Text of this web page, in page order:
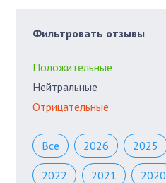
Фильтровать отзывы
Положительные
Нейтральные
Отрицательные
Все 2026 2025
2022 2021 2020